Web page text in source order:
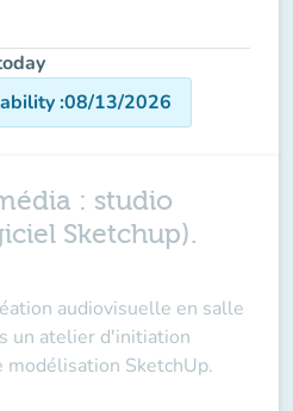
:08/13/2026
: studio
Sketchup).
audiovisuelle en salle
un atelier d'initiation
SketchUp.